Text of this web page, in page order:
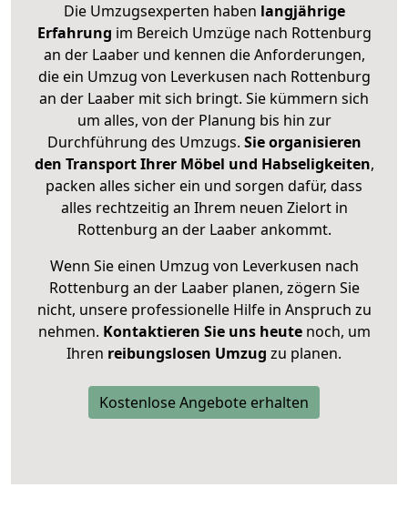
Die Umzugsexperten haben langjährige
Erfahrung im Bereich Umzüge nach Rottenburg
an der Laaber und kennen die Anforderungen,
die ein Umzug von Leverkusen nach Rottenburg
an der Laaber mit sich bringt. Sie kümmern sich
um alles, von der Planung bis hin zur
Durchführung des Umzugs. Sie organisieren
den Transport Ihrer Möbel und Habseligkeiten,
packen alles sicher ein und sorgen dafür, dass
alles rechtzeitig an Ihrem neuen Zielort in
Rottenburg an der Laaber ankommt.
Wenn Sie einen Umzug von Leverkusen nach
Rottenburg an der Laaber planen, zögern Sie
nicht, unsere professionelle Hilfe in Anspruch zu
nehmen. Kontaktieren Sie uns heutenoch, um
Ihren reibungslosen Umzug zu planen.
Kostenlose Angebote erhalten